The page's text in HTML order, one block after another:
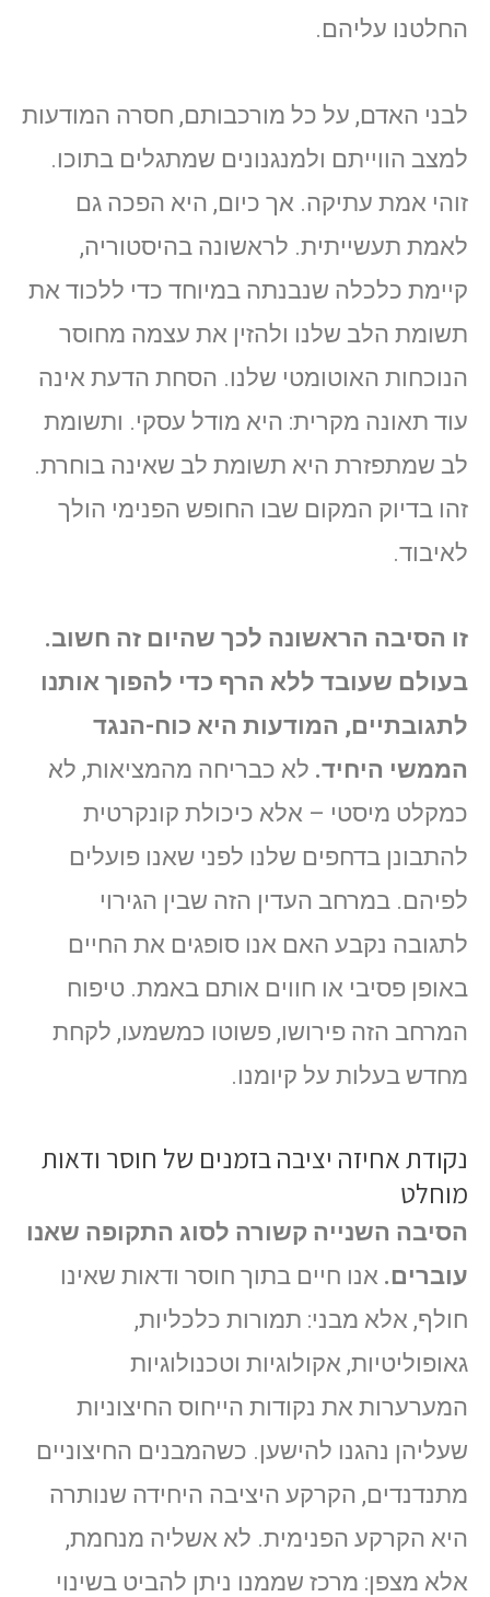
החלטנו עליהם.
לבני האדם, על כל מורכבותם, חסרה המודעות
למצב הווייתם ולמנגנונים שמתגלים בתוכו.
זוהי אמת עתיקה. אך כיום, היא הפכה גם
לאמת תעשייתית. לראשונה בהיסטוריה,
קיימת כלכלה שנבנתה במיוחד כדי ללכוד את
תשומת הלב שלנו ולהזין את עצמה מחוסר
הנוכחות האוטומטי שלנו. הסחת הדעת אינה
עוד תאונה מקרית: היא מודל עסקי. ותשומת
לב שמתפזרת היא תשומת לב שאינה בוחרת.
זהו בדיוק המקום שבו החופש הפנימי הולך
לאיבוד.
זו הסיבה הראשונה לכך שהיום זה חשוב.
בעולם שעובד ללא הרף כדי להפוך אותנו
לתגובתיים, המודעות היא כוח-הנגד
הממשי היחיד. לא כבריחה מהמציאות, לא
כמקלט מיסטי – אלא כיכולת קונקרטית
להתבונן בדחפים שלנו לפני שאנו פועלים
לפיהם. במרחב העדין הזה שבין הגירוי
לתגובה נקבע האם אנו סופגים את החיים
באופן פסיבי או חווים אותם באמת. טיפוח
המרחב הזה פירושו, פשוטו כמשמעו, לקחת
מחדש בעלות על קיומנו.
נקודת אחיזה יציבה בזמנים של חוסר ודאות
מוחלט
הסיבה השנייה קשורה לסוג התקופה שאנו
עוברים. אנו חיים בתוך חוסר ודאות שאינו
חולף, אלא מבני: תמורות כלכליות,
גאופוליטיות, אקולוגיות וטכנולוגיות
המערערות את נקודות הייחוס החיצוניות
שעליהן נהגנו להישען. כשהמבנים החיצוניים
מתנדנדים, הקרקע היציבה היחידה שנותרה
היא הקרקע הפנימית. לא אשליה מנחמת,
אלא מצפן: מרכז שממנו ניתן להביט בשינוי